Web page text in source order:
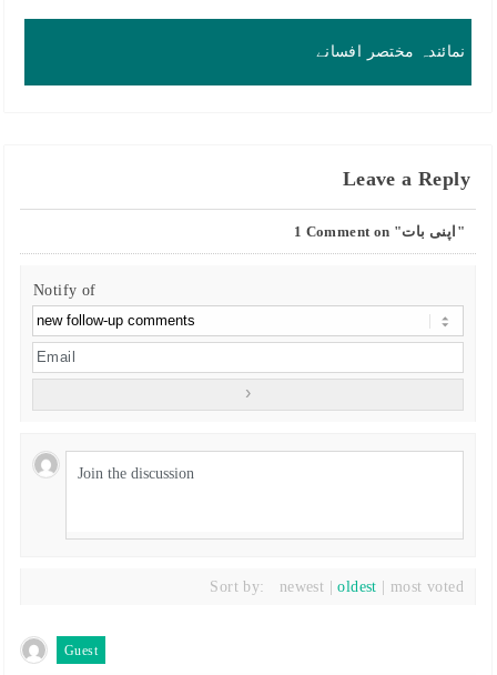
نمائندہ مختصر افسانے
Leave a Reply
1 Comment on "اپنی بات"
Notify of
Sort by: newest |oldest most voted
Guest